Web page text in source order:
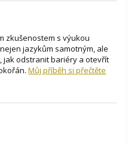
zkušenostem s výukou
jazykům samotným, ale
jak odstranit bariéry a otevřít
Můj příběh si přečtěte